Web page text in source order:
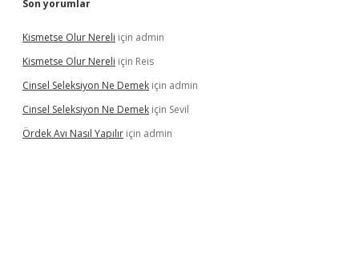
Son yorumlar
Kismetse Olur Nereli için admin
Kismetse Olur Nereli için Reis
Cinsel Seleksiyon Ne Demek için admin
Cinsel Seleksiyon Ne Demek için Sevil
Ördek Avı Nasıl Yapılır için admin